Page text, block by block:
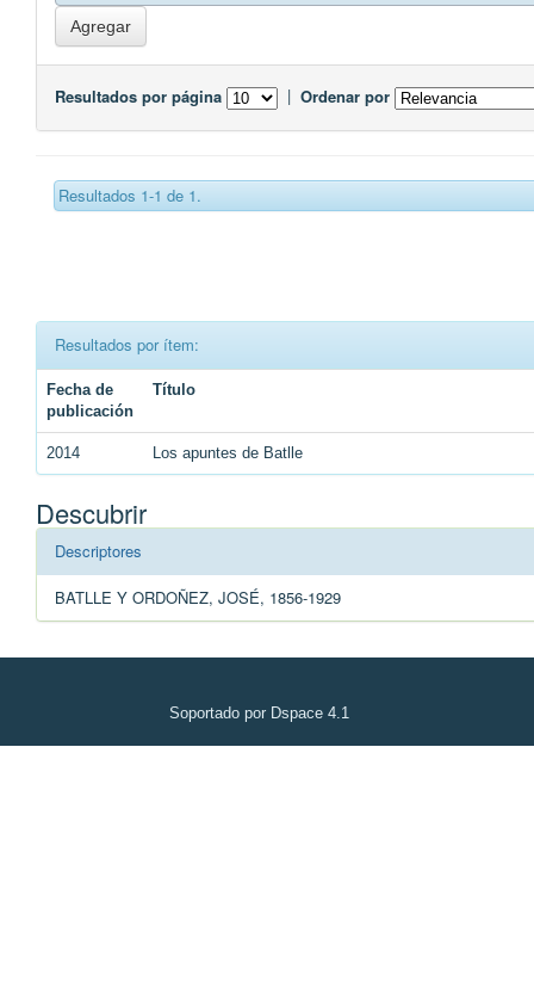
Resultados por página | Ordenar por
Resultados 1-1 de 1.
Resultados por ítem:
Fecha de
publicación
Título
2014 Los apuntes de Batlle
Descubrir
Descriptores
BATLLE Y ORDOÑEZ, JOSÉ, 1856-1929
Soportado por Dspace 4.1